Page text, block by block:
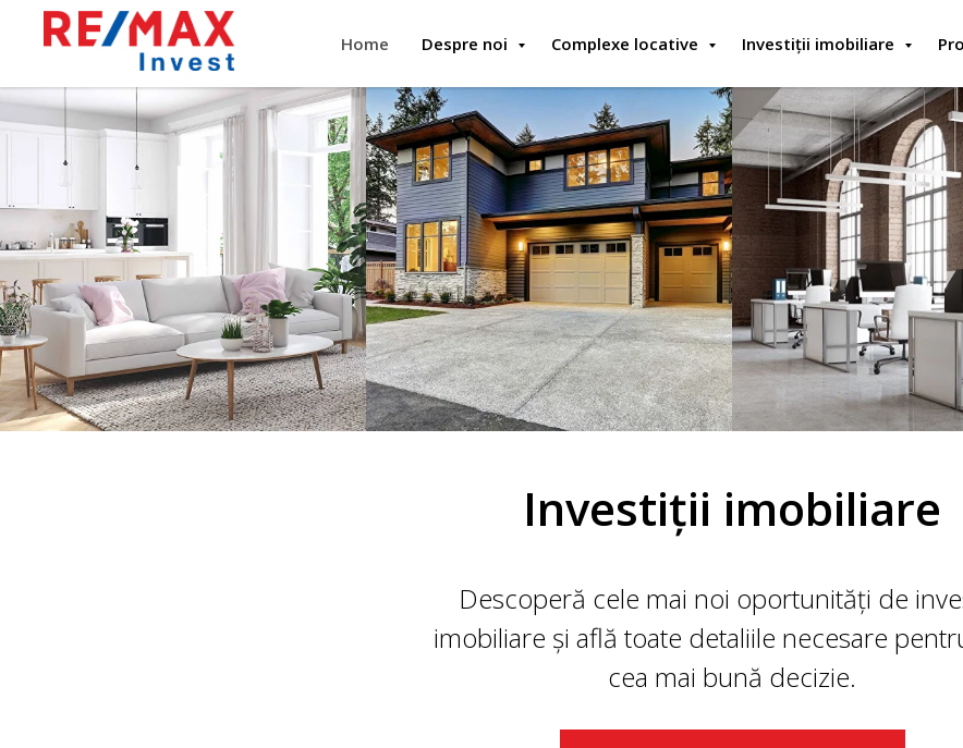
Home Despre noi Complexe locative Investiții imobiliare
Apartamente Case Spații
Investiții imobiliare
Descoperă cele mai noi oportunități de
imobiliare și află toate detaliile necesare
cea mai bună decizie.